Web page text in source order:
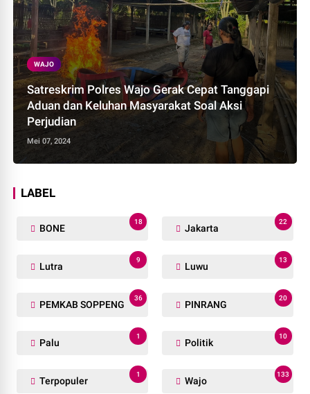
WAJO
Satreskrim Polres Wajo Gerak Cepat Tanggapi
Aduan dan Keluhan Masyarakat Soal Aksi
Perjudian
Mei 07, 2024
LABEL
BONE
18
Jakarta
22
Lutra
9
Luwu
13
PEMKAB SOPPENG
36
PINRANG
20
Palu
1
Politik
10
Terpopuler
1
Wajo
133